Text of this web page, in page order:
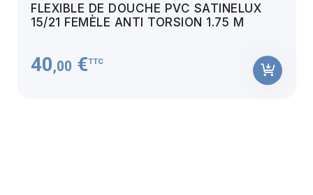
FLEXIBLE DE DOUCHE PVC SATINELUX
15/21 FEMÈLE ANTI TORSION 1.75 M
40,00 €TTC